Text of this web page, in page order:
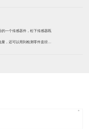
一个传感器件，松下传感器既
量，还可以用到检测零件直径、